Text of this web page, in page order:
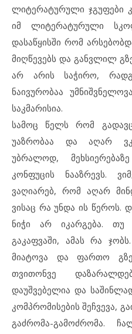
ლიტერატურული ჯგუფები
იმ ლიტერატურული
დასაწყისში რომ
მიღწევებს და განვლილ
არ არის საჭირო,
ნაივურობაა
საკმარისია.
სამოც წელს რომ
უაზრობაა და აღარ
უბრალოდ,
კონფუცის ნააზრევს.
ვაღიარებ, რომ აღარ
ვისაც რა უნდა ის წეროს.
ნიჭი არ იკარგება. თუ
გაკაფვაში, ამას რა
მიატოვა და ფართო
თვითონვე
დაუშვებელია და
კომპრომისების შეჩვევა,
გაძრომა-გამოძრომა.